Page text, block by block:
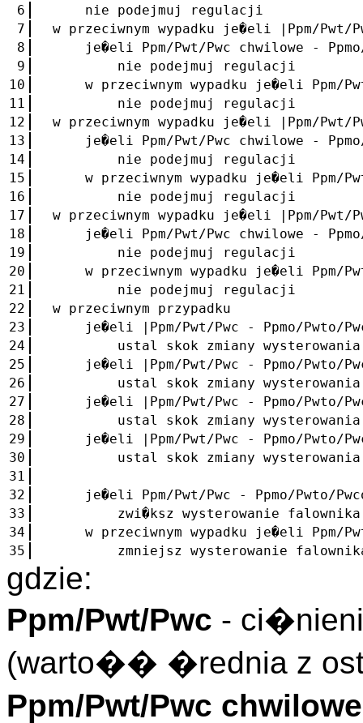
6
nie podejmuj regulacji
7
w przeciwnym wypadku je�eli |Ppm/Pwt/
8
je�eli Ppm/Pwt/Pwc chwilowe -
9
nie podejmuj regulacji
10
w przeciwnym wypadku je�eli Ppm/
11
nie podejmuj regulacji
12
w przeciwnym wypadku je�eli |Ppm/Pwt/
13
je�eli Ppm/Pwt/Pwc chwilowe -
14
nie podejmuj regulacji
15
w przeciwnym wypadku je�eli Ppm/
16
nie podejmuj regulacji
17
w przeciwnym wypadku je�eli |Ppm/Pwt/
18
je�eli Ppm/Pwt/Pwc chwilowe -
19
nie podejmuj regulacji
20
w przeciwnym wypadku je�eli Ppm/
21
nie podejmuj regulacji
22
w przeciwnym przypadku
23
je�eli |Ppm/Pwt/Pwc - Ppmo/Pwto/
24
ustal skok zmiany wysterowania
25
je�eli |Ppm/Pwt/Pwc - Ppmo/Pwto/
26
ustal skok zmiany wysterowania
27
je�eli |Ppm/Pwt/Pwc - Ppmo/Pwto/
28
ustal skok zmiany wysterowania
29
je�eli |Ppm/Pwt/Pwc - Ppmo/Pwto/
30
ustal skok zmiany wysterowania
31
32
je�eli Ppm/Pwt/Pwc - Ppmo/Pwto/
33
zwi�ksz wysterowanie falownika
34
w przeciwnym wypadku je�eli Ppm/
35
zmniejsz wysterowanie falownika
gdzie:
Ppm/Pwt/Pwc -
(warto�� �rednia z
Ppm/Pwt/Pwc chwilowe